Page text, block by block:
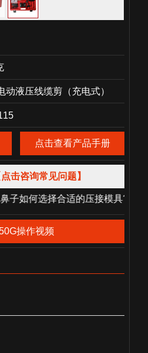
动液压线缆剪（充电式）
点击查看产品手册
点击咨询常见问题】
择合适的压接模具?
操作视频